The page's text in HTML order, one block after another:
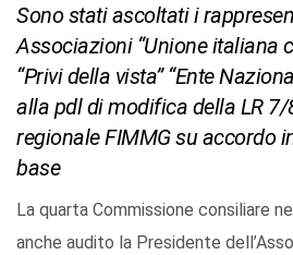
Sono stati ascoltati i
Associazioni “Unione italiana
“Privi della vista” “Ente
alla pdl di modifica della LR
regionale FIMMG su accordo
base
La quarta Commissione consiliare
anche audito la Presidente